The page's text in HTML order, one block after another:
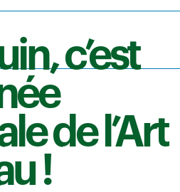
c’est
de l’Art
!